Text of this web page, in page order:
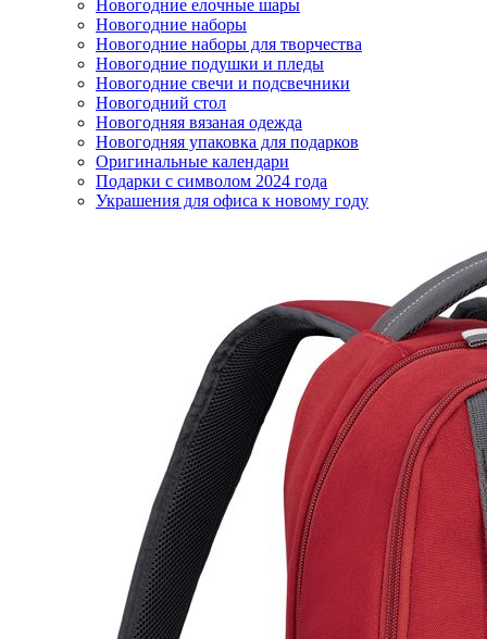
Новогодние елочные шары
Новогодние наборы
Новогодние наборы для творчества
Новогодние подушки и пледы
Новогодние свечи и подсвечники
Новогодний стол
Новогодняя вязаная одежда
Новогодняя упаковка для подарков
Оригинальные календари
Подарки с символом 2024 года
Украшения для офиса к новому году